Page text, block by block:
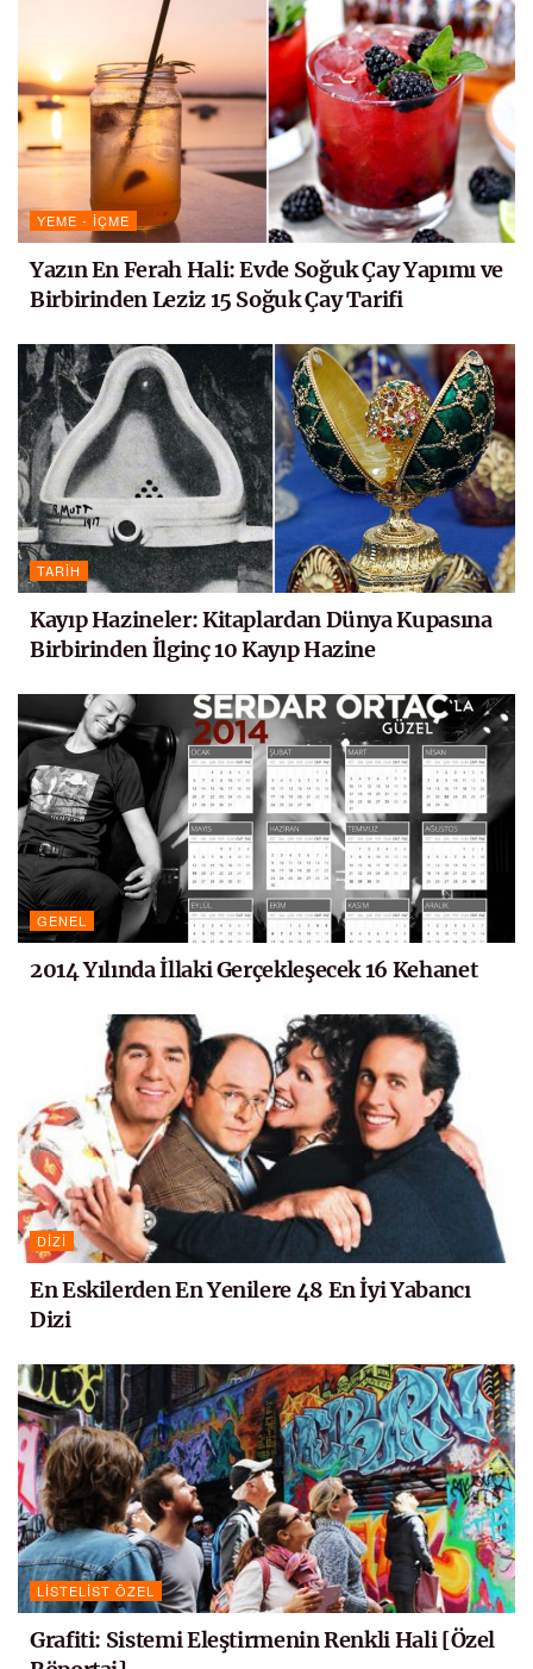
YEME - İÇME
Yazın En Ferah Hali: Evde Soğuk Çay Yapımı ve
Birbirinden Leziz 15 Soğuk Çay Tarifi
TARIH
Kayıp Hazineler: Kitaplardan Dünya Kupasına
Birbirinden İlginç 10 Kayıp Hazine
GENEL
2014 Yılında İllaki Gerçekleşecek 16 Kehanet
DIZI
En Eskilerden En Yenilere 48 En İyi Yabancı
Dizi
LISTELIST ÖZEL
Grafiti: Sistemi Eleştirmenin Renkli Hali [Özel